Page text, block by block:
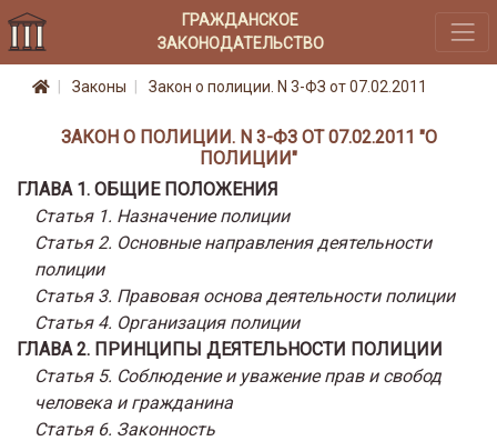
ГРАЖДАНСКОЕ
ЗАКОНОДАТЕЛЬСТВО
Законы Закон о полиции. N 3-ФЗ от 07.02.2011
ЗАКОН О ПОЛИЦИИ. N 3-ФЗ ОТ 07.02.2011 "О
ПОЛИЦИИ"
ГЛАВА 1. ОБЩИЕ ПОЛОЖЕНИЯ
Статья 1. Назначение полиции
Статья 2. Основные направления деятельности
полиции
Статья 3. Правовая основа деятельности полиции
Статья 4. Организация полиции
ГЛАВА 2. ПРИНЦИПЫ ДЕЯТЕЛЬНОСТИ ПОЛИЦИИ
Статья 5. Соблюдение и уважение прав и свобод
человека и гражданина
Статья 6. Законность